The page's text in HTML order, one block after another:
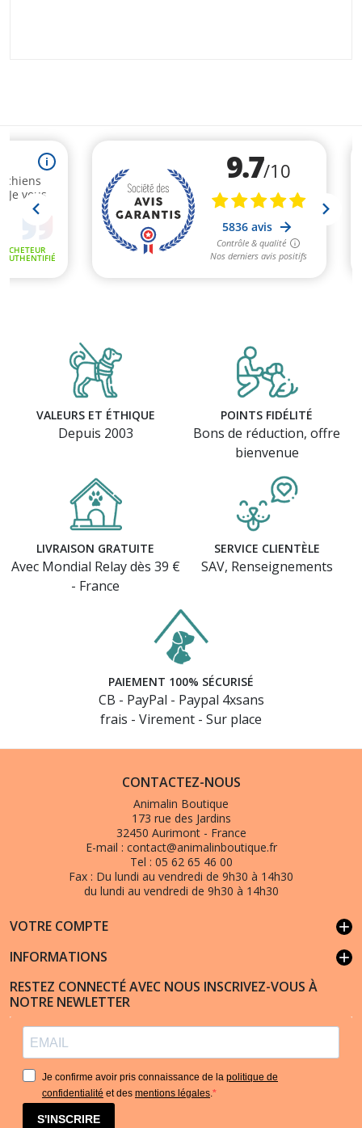
VALEURS ET ÉTHIQUE
Depuis 2003
POINTS FIDÉLITÉ
Bons de réduction, offre
bienvenue
LIVRAISON GRATUITE
Avec Mondial Relay dès 39 €
- France
SERVICE CLIENTÈLE
SAV, Renseignements
PAIEMENT 100% SÉCURISÉ
CB - PayPal - Paypal 4xsans
frais - Virement - Sur place
CONTACTEZ-NOUS
Animalin Boutique
173 rue des Jardins
32450 Aurimont - France
E-mail : contact@animalinboutique.fr
Tel : 05 62 65 46 00
Fax : Du lundi au vendredi de 9h30 à 14h30
du lundi au vendredi de 9h30 à 14h30
VOTRE COMPTE add
INFORMATIONS add
RESTEZ CONNECTÉ AVEC NOUS INSCRIVEZ-VOUS À
NOTRE NEWLETTER
Je confirme avoir pris connaissance de la politique de
confidentialité et des mentions légales.
S'INSCRIRE